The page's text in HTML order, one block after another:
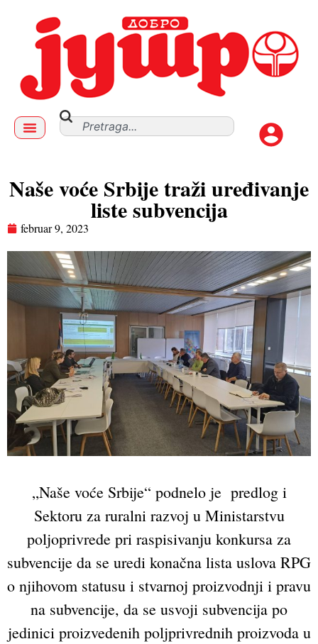
Naše voće Srbije traži uređivanje
liste subvencija
februar 9, 2023
„Naše voće Srbije“ podnelo je predlog i
Sektoru za ruralni razvoj u Ministarstvu
poljoprivrede pri raspisivanju konkursa za
subvencije da se uredi konačna lista uslova RPG
o njihovom statusu i stvarnoj proizvodnji i pravu
na subvencije, da se usvoji subvencija po
jedinici proizvedenih poljprivrednih proizvoda u